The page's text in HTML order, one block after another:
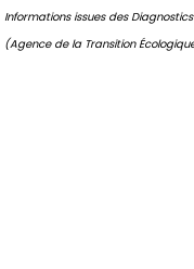
Informations issues des
(Agence de la Transition